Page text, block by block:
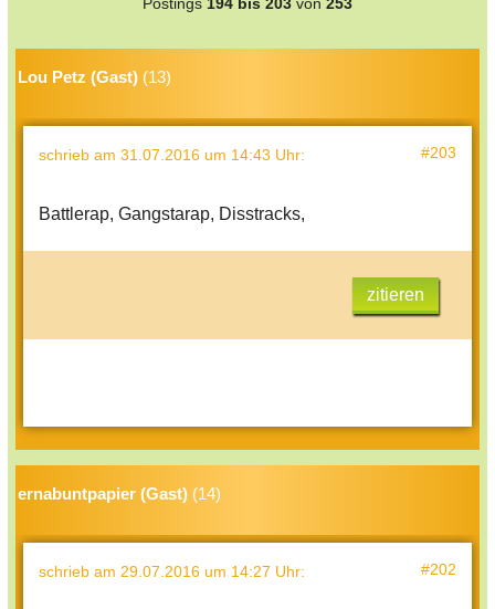
Postings 194 bis 203 von 253
Lou Petz (Gast) (13)
schrieb am 31.07.2016 um 14:43 Uhr: #203
Battlerap, Gangstarap, Disstracks,
zitieren
ernabuntpapier (Gast) (14)
schrieb am 29.07.2016 um 14:27 Uhr: #202